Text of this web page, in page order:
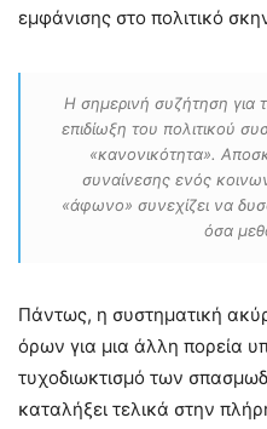
εμφάνισης στο πολιτικό
Η σημερινή συζήτηση για
επιδίωξη του πολιτικού
«κανονικότητα».
συναίνεσης ενός
«άφωνο» συνεχίζει να
όσα
Πάντως, η συστηματική
όρων για μια άλλη πορεία
τυχοδιωκτισμό των
καταλήξει τελικά στην